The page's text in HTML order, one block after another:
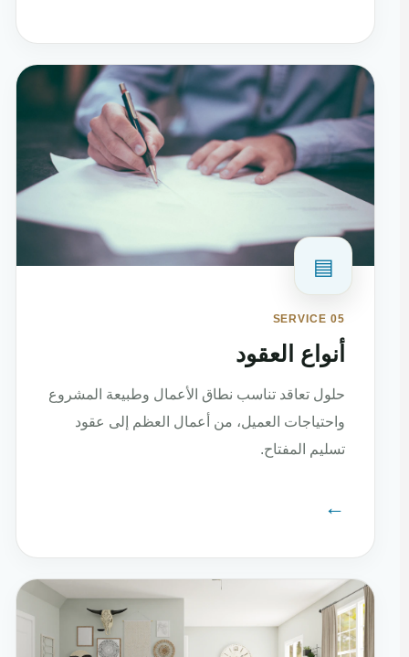
▤
SERVICE 05
أنواع العقود
حلول تعاقد تناسب نطاق الأعمال وطبيعة المشروع
واحتياجات العميل، من أعمال العظم إلى عقود
تسليم المفتاح.
←